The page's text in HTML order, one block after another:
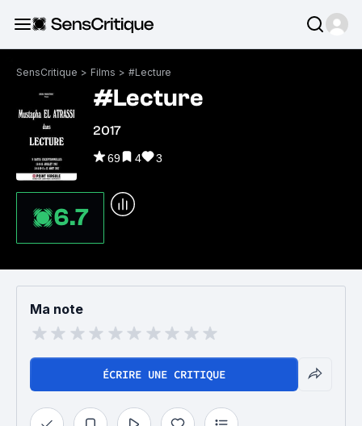
SensCritique > Films > #Lecture
#Lecture
2017
69 4 3
6.7
Ma note
ÉCRIRE UNE CRITIQUE